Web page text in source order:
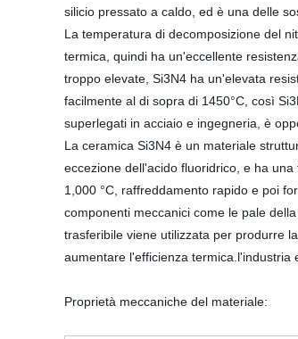
silicio pressato a caldo, ed è una delle
La temperatura di decomposizione del
termica, quindi ha un'eccellente
troppo elevate, Si3N4 ha un'elevata
facilmente al di sopra di 1450°C, così
superlegati in acciaio e ingegneria, è
La ceramica Si3N4 è un materiale
eccezione dell'acido fluoridrico, e ha
1,000 °C, raffreddamento rapido e poi
componenti meccanici come le pale
trasferibile viene utilizzata per produrre
aumentare l'efficienza termica.l'industria
Proprietà meccaniche del materiale: